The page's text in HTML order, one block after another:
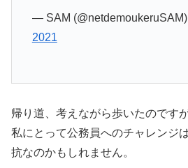
— SAM (@netdemoukeruSAM)
2021
帰り道、考えながら歩いたのです
私にとって公務員へのチャレンジ
抗なのかもしれません。